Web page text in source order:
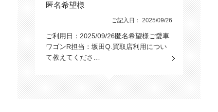
匿名希望様
ご記入日： 2025/09/26
ご利用日：2025/09/26匿名希望様ご愛車
ワゴンR担当：坂田Q.買取店利用につい
て教えてくださ…